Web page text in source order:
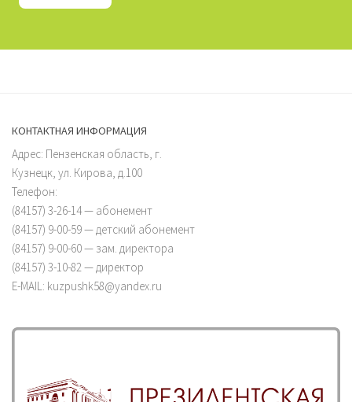
КОНТАКТНАЯ ИНФОРМАЦИЯ
Адрес: Пензенская область, г.
Кузнецк, ул. Кирова, д.100
Телефон:
(84157) 3-26-14 — абонемент
(84157) 9-00-59 — детский абонемент
(84157) 9-00-60 — зам. директора
(84157) 3-10-82 — директор
E-MAIL: kuzpushk58@yandex.ru